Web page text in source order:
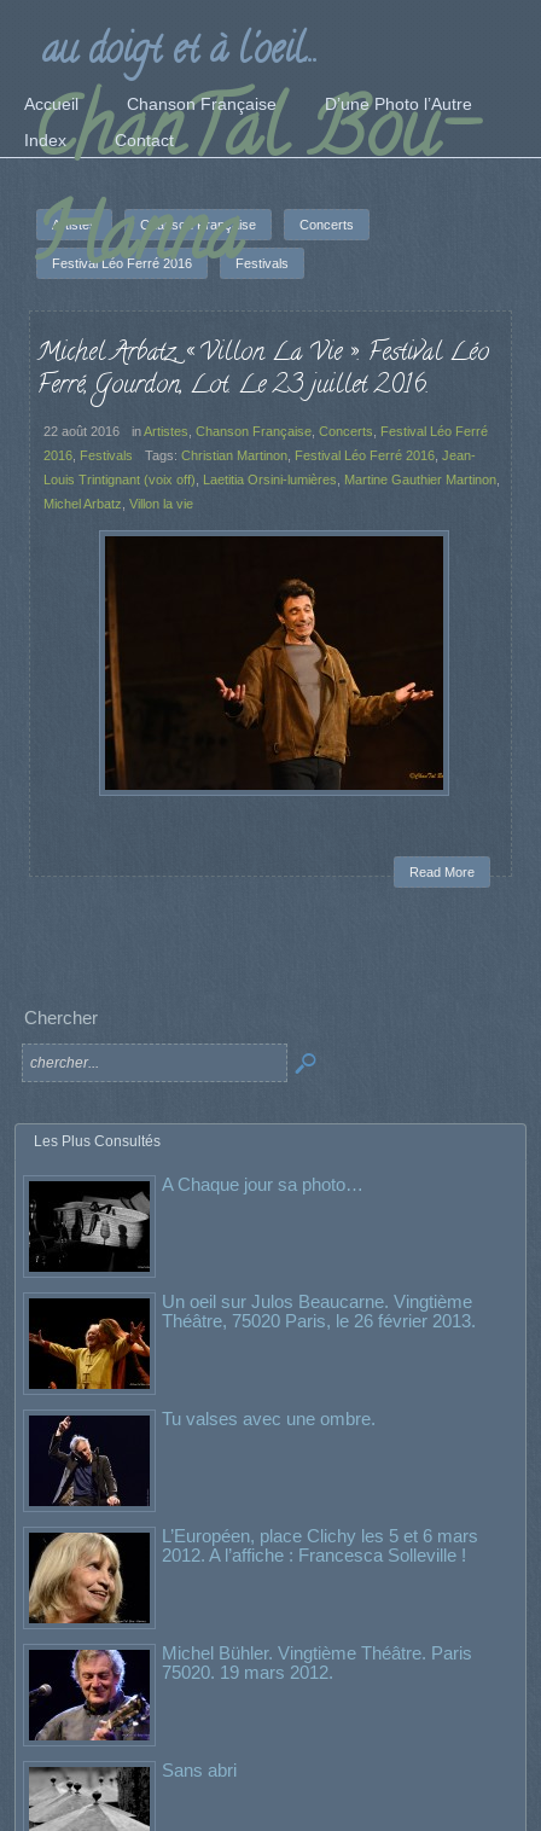
ChanTal Bou-
Hanna
au doigt et à l'oeil...
Accueil Chanson Française
D’une Photo l’Autre
Index
Contact
Artistes Chanson Française Concerts
Festival Léo Ferré 2016 Festivals
Michel Arbatz, « Villon La Vie ». Festival Léo
Ferré, Gourdon, Lot. Le 23 juillet 2016.
22 août 2016 inArtistes Chanson Française Concerts
Festival Léo Ferré
2016 Festivals Tags: Christian Martinon Festival Léo Ferré 2016 Jean-
Louis Trintignant (voix off)
Laetitia Orsini-lumières Martine Gauthier Martinon
Michel Arbatz Villon la vie
Read More
Chercher
Les Plus Consultés
A Chaque jour sa photo…
Un oeil sur Julos Beaucarne. Vingtième
Théâtre, 75020 Paris, le 26 février 2013.
Tu valses avec une ombre.
L’Européen, place Clichy les 5 et 6 mars
2012. A l’affiche : Francesca Solleville !
Michel Bühler. Vingtième Théâtre. Paris
75020. 19 mars 2012.
Sans abri